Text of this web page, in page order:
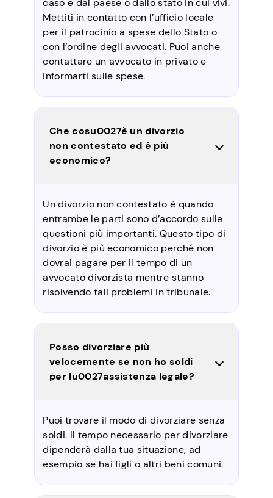
caso e dal paese o dallo stato in cui vivi.
Mettiti in contatto con l’ufficio locale
per il patrocinio a spese dello Stato o
con l’ordine degli avvocati. Puoi anche
contattare un avvocato in privato e
informarti sulle spese.
Che cosu0027è un divorzio
non contestato ed è più
economico?
Un divorzio non contestato è quando
entrambe le parti sono d’accordo sulle
questioni più importanti. Questo tipo di
divorzio è più economico perché non
dovrai pagare per il tempo di un
avvocato divorzista mentre stanno
risolvendo tali problemi in tribunale.
Posso divorziare più
velocemente se non ho soldi
per lu0027assistenza legale?
Puoi trovare il modo di divorziare senza
soldi. Il tempo necessario per divorziare
dipenderà dalla tua situazione, ad
esempio se hai figli o altri beni comuni.